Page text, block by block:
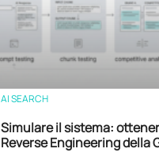
AI SEARCH
Simulare il sistema:
Reverse Engineering della